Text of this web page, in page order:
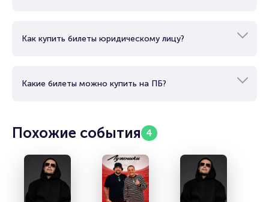
Как купить билеты юридическому лицу?
Какие билеты можно купить на ПБ?
Похожие события 4